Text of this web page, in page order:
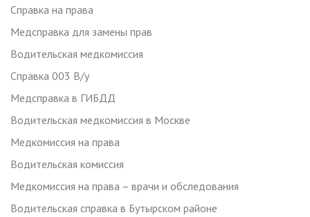
Справка на права
Медсправка для замены прав
Водительская медкомиссия
Справка 003 В/у
Медсправка в ГИБДД
Водительская медкомиссия в Москве
Медкомиссия на права
Водительская комиссия
Медкомиссия на права – врачи и обследования
Водительская справка в Бутырском районе